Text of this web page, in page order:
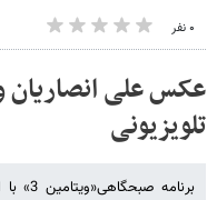
۰ نفر
عکس علی انصاریان
تلویزیونی